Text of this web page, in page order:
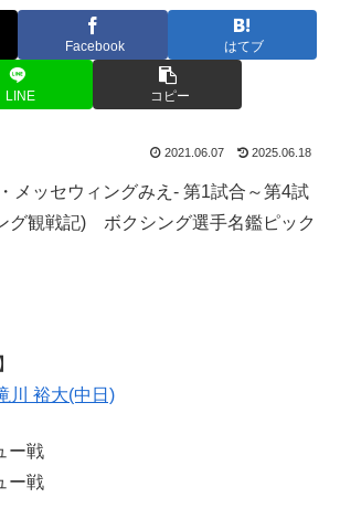
Facebook はてブ
LINE コピー
2021.06.07 2025.06.18
メッセウィングみえ- 第1試合～第4試
グ観戦記) ボクシング選手名鑑ピック
川 裕大(中日)
戦
ー戦